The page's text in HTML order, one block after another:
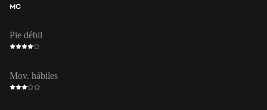
MC
Pie débil
Mov. hábiles